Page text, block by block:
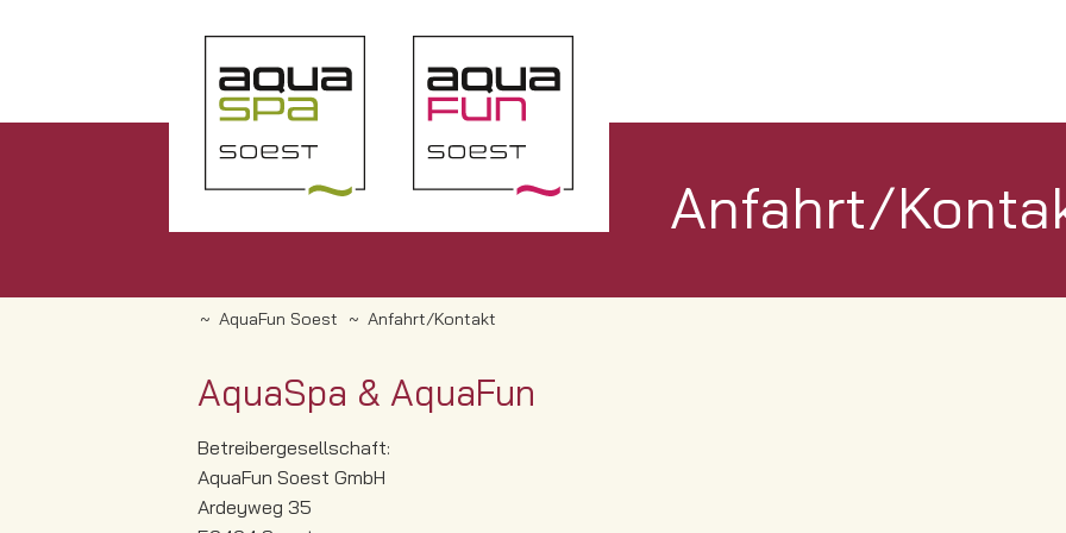
Anfahrt/
AquaFun Soest Anfahrt/Kontakt
AquaSpa & AquaFun
Betreibergesellschaft:
AquaFun Soest GmbH
Ardeyweg 35